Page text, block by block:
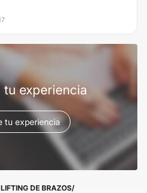
tu experiencia
tu experiencia
LIFTING DE BRAZOS